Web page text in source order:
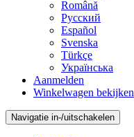
Română
Русский
Español
Svenska
Türkçe
Українська
Aanmelden
Winkelwagen bekijken
Navigatie in-/uitschakelen